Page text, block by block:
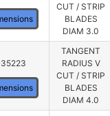
CUT / STRIP
BLADES
DIAM 3.0
TANGENT
RADIUS V
CUT / STRIP
BLADES
DIAM 4.0